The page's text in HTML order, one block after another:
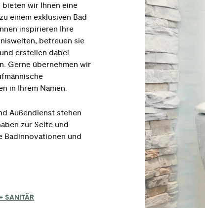
wir Ihnen eine
einem exklusiven Bad
inspirieren Ihre
betreuen sie
erstellen dabei
Gerne übernehmen wir
in Ihrem Namen.
Außendienst stehen
zur Seite und
Badinnovationen und
SANITÄR